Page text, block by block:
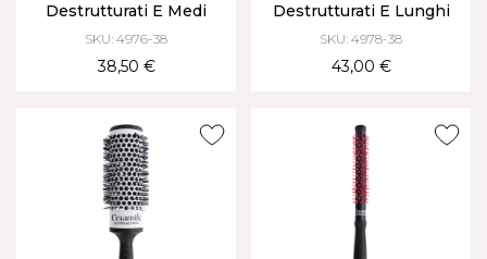
Destrutturati E Medi
SKU: 4976-38
38,50 €
Destrutturati E Lunghi
SKU: 4978-38
43,00 €